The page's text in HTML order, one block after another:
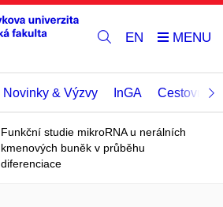
EN
Novinky & Výzvy InGA Cestovní
Funkční studie mikroRNA u nerálních
kmenových buněk v průběhu
diferenciace